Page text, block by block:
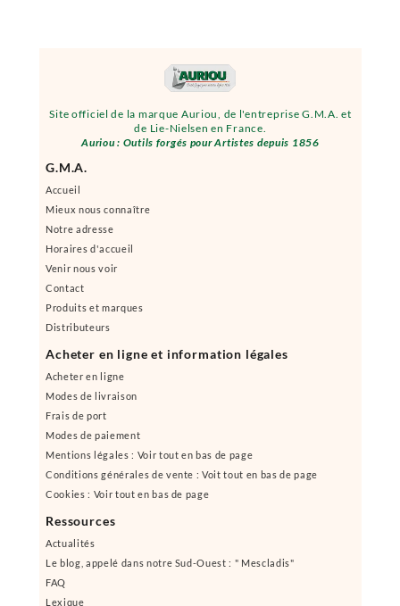
Site officiel de la marque Auriou, de l'entreprise G.M.A. et
de Lie-Nielsen en France.
Auriou : Outils forgés pour Artistes depuis 1856
G.M.A.
Accueil
Mieux nous connaître
Notre adresse
Horaires d'accueil
Venir nous voir
Contact
Produits et marques
Distributeurs
Acheter en ligne et information légales
Acheter en ligne
Modes de livraison
Frais de port
Modes de paiement
Mentions légales : Voir tout en bas de page
Conditions générales de vente : Voit tout en bas de page
Cookies : Voir tout en bas de page
Ressources
Actualités
Le blog, appelé dans notre Sud-Ouest : " Mescladis"
FAQ
Lexique